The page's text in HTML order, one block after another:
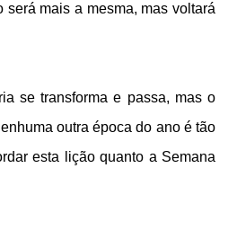
será mais a mesma, mas voltará
se transforma e passa, mas o
outra época do ano é tão
esta lição quanto a Semana